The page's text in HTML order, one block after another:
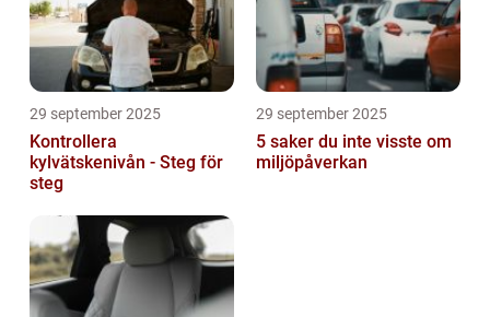
29 september 2025
Kontrollera
kylvätskenivån - Steg för
steg
29 september 2025
5 saker du inte visste om
miljöpåverkan